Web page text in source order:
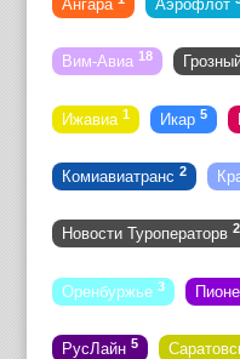
Ангара Аэрофлот
Вим-Авиа 18
Ижавиа 1 Икар 5
Комиавиатранс 2
Новости Туроператорв
Оренбуржье 3
РусЛайн 5